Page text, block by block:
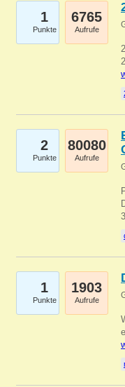
1
Punkte
6765
Aufrufe
2
Punkte
80080
Aufrufe
1
Punkte
1903
Aufrufe